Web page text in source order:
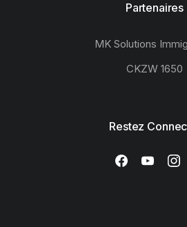
Partenaires
MK Solutions
CKZW 1650
Restez